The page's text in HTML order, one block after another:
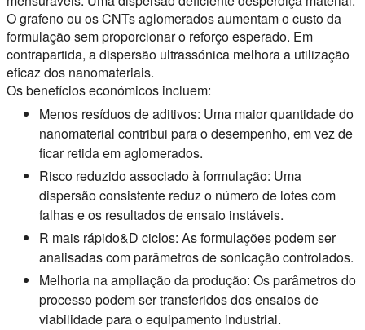
O grafeno ou os CNTs aglomerados aumentam o custo da
formulação sem proporcionar o reforço esperado. Em
contrapartida, a dispersão ultrassónica melhora a utilização
eficaz dos nanomateriais.
Os benefícios económicos incluem:
Menos resíduos de aditivos: Uma maior quantidade do
nanomaterial contribui para o desempenho, em vez de
ficar retida em aglomerados.
Risco reduzido associado à formulação: Uma
dispersão consistente reduz o número de lotes com
falhas e os resultados de ensaio instáveis.
R mais rápido&D ciclos: As formulações podem ser
analisadas com parâmetros de sonicação controlados.
Melhoria na ampliação da produção: Os parâmetros do
processo podem ser transferidos dos ensaios de
viabilidade para o equipamento industrial.